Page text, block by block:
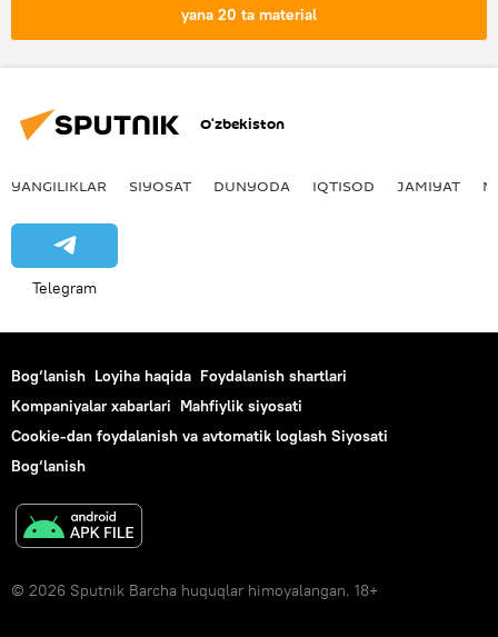
yana 20 ta material
O‘zbekiston
YANGILIKLAR SIYOSAT DUNYODA IQTISOD JAMIYAT
Telegram
Bog‘lanish Loyiha haqida Foydalanish shartlari
Kompaniyalar xabarlari Mahfiylik siyosati
Cookie-dan foydalanish va avtomatik loglash Siyosati
Bog‘lanish
© 2026 Sputnik Barcha huquqlar himoyalangan. 18+